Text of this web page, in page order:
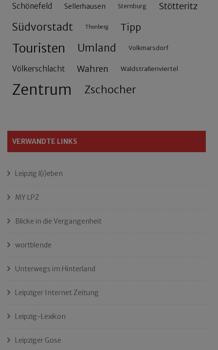
Schönefeld Sellerhausen Sternburg Stötteritz
Südvorstadt Thonberg Tipp
Touristen Umland Volkmarsdorf
Völkerschlacht Wahren Waldstraßenviertel
Zentrum Zschocher
VERWANDTE LINKS
Leipzig l(i)eben
MY LPZ
Blicke in die Vergangenheit
wortblende
Unterwegs im Hinterland
Leipziger Internet Zeitung
Leipzig-Lexikon
Leipziger Gose